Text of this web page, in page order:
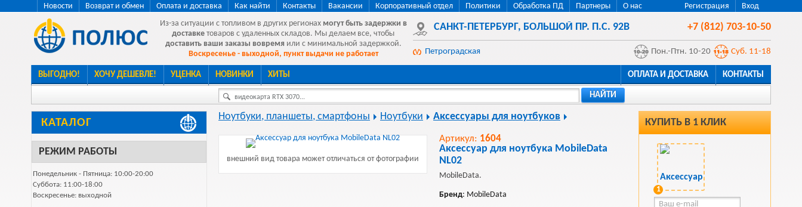
Регистрация Вход
Новости Возврат и обмен Оплата и доставка Как найти Контакты Вакансии Корпоративный отдел Политики Обработка ПД Партнеры
О нас
Из-за ситуации с топливом в других регионах могут быть задержки в
доставке товаров с удаленных складов. Мы делаем все, чтобы
доставить ваши заказы вовремя или с минимальной задержкой.
Воскресенье - выходной, пункт выдачи не работает
САНКТ-ПЕТЕРБУРГ, БОЛЬШОЙ ПР. П.С. 92В +7 (812) 703-10-50
Петроградская Пон.-Птн. 10-20 Суб. 11-18
ВЫГОДНО! ХОЧУ ДЕШЕВЛЕ! УЦЕНКА НОВИНКИ ХИТЫ ОПЛАТА И ДОСТАВКА КОНТАКТЫ
видеокарта RTX 3070... НАЙТИ
КАТАЛОГ
РЕЖИМ РАБОТЫ
Понедельник - Пятница: 10:00-20:00
Суббота: 11:00-18:00
Воскресенье: выходной
КУПИТЬ В 1 КЛИК
1
Ноутбуки, планшеты, смартфоны Ноутбуки Аксессуары для ноутбуков
внешний вид товара может отличаться от фотографии
Артикул: 1604
Аксессуар для ноутбука MobileData
NL02
MobileData.
Бренд: MobileData